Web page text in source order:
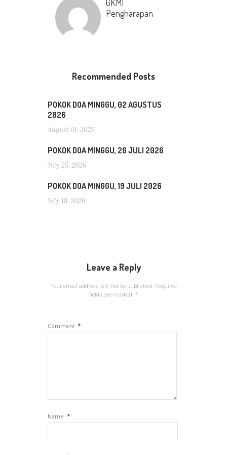
GKMI
Pengharapan
Recommended Posts
POKOK DOA MINGGU, 02 AGUSTUS
2026
August 01, 2026
POKOK DOA MINGGU, 26 JULI 2026
July 25, 2026
POKOK DOA MINGGU, 19 JULI 2026
July 18, 2026
Leave a Reply
Your email address will not be published. Required
fields are marked *
Comment *
Name *